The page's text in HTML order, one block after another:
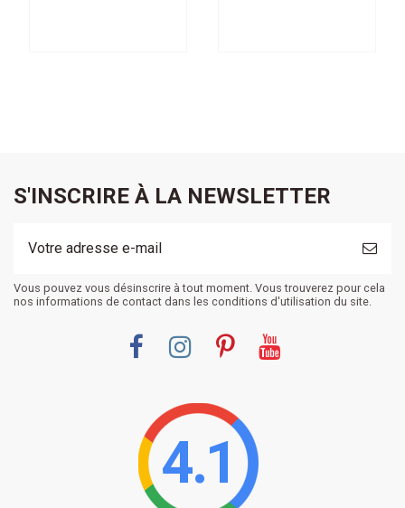
S'INSCRIRE À LA NEWSLETTER
Vous pouvez vous désinscrire à tout moment. Vous trouverez pour cela
nos informations de contact dans les conditions d'utilisation du site.
4.1